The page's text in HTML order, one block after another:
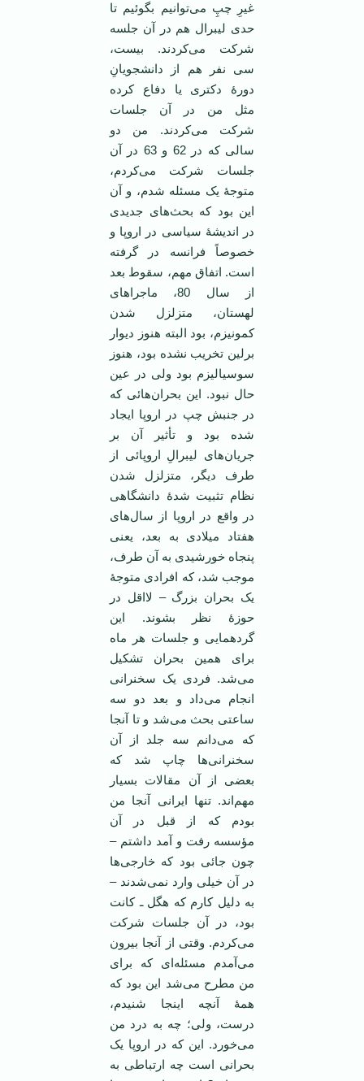
غیرِ چپِ می‌توانیم بگوئیم تا
حدی لیبرال هم در آن جلسه
شرکت می‌کردند. بیست،
سی نفر هم از دانشجویانِ
دورۀ دکتری یا دفاع کرده
مثل من در آن جلسات
شرکت می‌کردند. من دو
سالی که در 62 و 63 در آن
جلسات شرکت می‌کردم،
متوجۀ یک مسئله شدم، و آن
این بود که بحث‌های جدیدی
در اندیشۀ سیاسی در اروپا و
خصوصاً فرانسه در گرفته
است. اتفاق مهم، سقوط بعد
از سال 80، ماجراهای
لهستان، متزلزل شدن
کمونیزم، بود البته هنوز دیوار
برلین تخریب نشده بود، هنوز
سوسیالیزم بود ولی در عین
حال نبود. این بحران‌هائی که
در جنبش چپ در اروپا ایجاد
شده بود و تأثیر آن بر
جریان‌های لیبرالِ اروپائی از
طرف دیگر، متزلزل شدن
نظام تثبیت شدۀ دانشگاهی
در واقع در اروپا از سال‌های
هفتاد میلادی به بعد، یعنی
پنجاه خورشیدی به آن طرف،
موجب شد، که افرادی متوجۀ
یک بحران بزرگ – لااقل در
حوزۀ نظر بشوند. این
گردهمایی و جلسات هر ماه
برای همین بحران تشکیل
می‌شد. فردی یک سخنرانی
انجام می‌داد و بعد دو سه
ساعتی بحث می‌شد و تا آنجا
که می‌دانم سه جلد از آن
سخنرانی‌ها چاپ شد که
بعضی از آن مقالات بسیار
مهم‌اند. تنها ایرانی آنجا من
بودم که از قبل در آن
مؤسسه رفت و آمد داشتم –
چون جائی بود که خارجی‌ها
در آن خیلی وارد نمی‌شدند –
به دلیل کارم که هگل ـ کانت
بود، در آن جلسات شرکت
می‌کردم. وقتی از آنجا بیرون
می‌آمدم مسئله‌ای که برای
من مطرح می‌شد این بود که
همۀ آنچه اینجا شنیدم،
درست، ولی؛ چه به درد من
می‌خورد. این که در اروپا یک
بحرانی است چه ارتباطی به